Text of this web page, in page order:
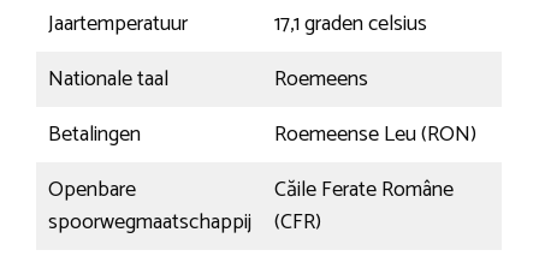
Jaartemperatuur
17,1 graden celsius
Nationale taal
Roemeens
Betalingen
Roemeense Leu (RON)
Openbare
spoorwegmaatschappij
Căile Ferate Române
(CFR)